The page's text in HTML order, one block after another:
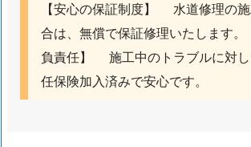
換
水
道
ト
【安心の保証制度】 水道修理の
合は、無償で保証修理いたします。
負責任】 施工中のトラブルに対
任保険加入済みで安心です。